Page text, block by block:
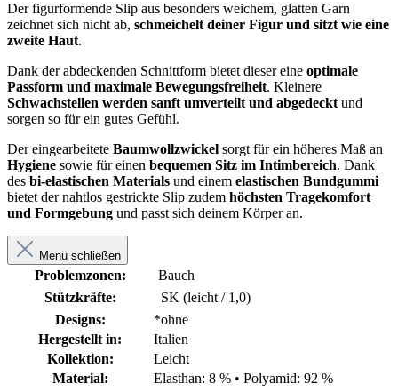
Der figurformende Slip aus besonders weichem, glatten Garn
zeichnet sich nicht ab, schmeichelt deiner Figur und sitzt wie eine
zweite Haut.
Dank der abdeckenden Schnittform bietet dieser eine optimale
Passform und maximale Bewegungsfreiheit. Kleinere
Schwachstellen werden sanft umverteilt und abgedeckt und
sorgen so für ein gutes Gefühl.
Der eingearbeitete Baumwollzwickel sorgt für ein höheres Maß an
Hygiene sowie für einen bequemen Sitz im Intimbereich. Dank
des bi-elastischen Materials und einem elastischen Bundgummi
bietet der nahtlos gestrickte Slip zudem höchsten Tragekomfort
und Formgebung und passt sich deinem Körper an.
Menü schließen
Problemzonen:
Bauch
Stützkräfte:
SK (leicht / 1,0)
Designs:
*ohne
Hergestellt in:
Italien
Kollektion:
Leicht
Material:
Elasthan: 8 % • Polyamid: 92 %